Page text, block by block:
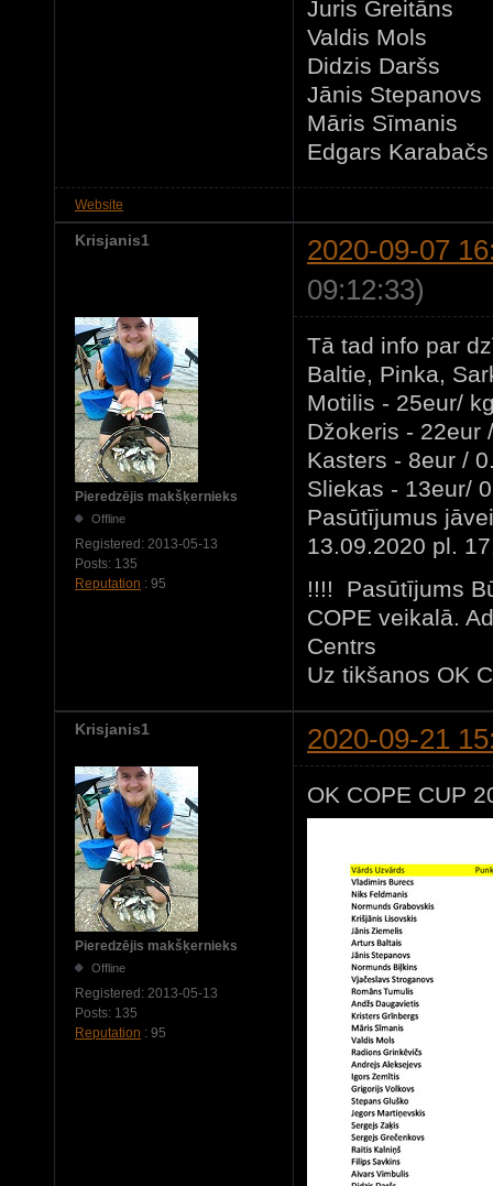
Juris
Valdis Mols
Didzis
Jānis
Māris
Edgars
Website
Krisjanis1
2020-09-07
09:12:33)
Pieredzējis makšķernieks
Offline
Registered: 2013-05-13
Posts: 135
Reputation : 95
Tā tad info par
Baltie, Pinka,
Motilis - 25eur/
Džokeris - 22eur
Kasters - 8eur /
Sliekas - 13eur/
Pasūtījumus
13.09.2020 pl.
!!!! Pasūtījums
COPE veikalā.
Centrs
Uz tikšanos OK
Krisjanis1 2020-09-21
Pieredzējis makšķernieks
Offline
Registered: 2013-05-13
Posts: 135
Reputation : 95
OK COPE CUP